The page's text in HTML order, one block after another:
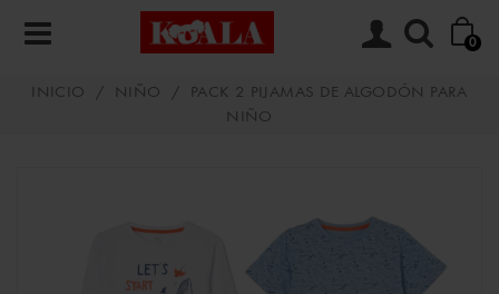
0
INICIO / NIÑO /
PACK 2 PIJAMAS DE ALGODÓN PARA
NIÑO